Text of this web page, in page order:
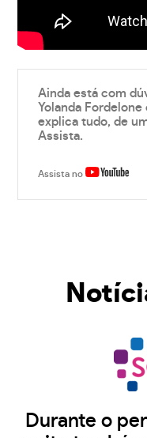
Ainda está com
Yolanda
explica tudo, de
Assista.
Assista no
Durante o